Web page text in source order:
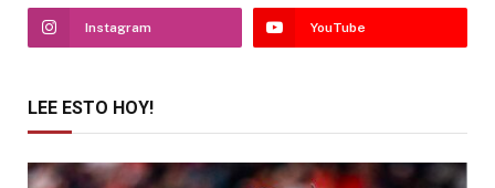
Instagram YouTube
LEE ESTO HOY!